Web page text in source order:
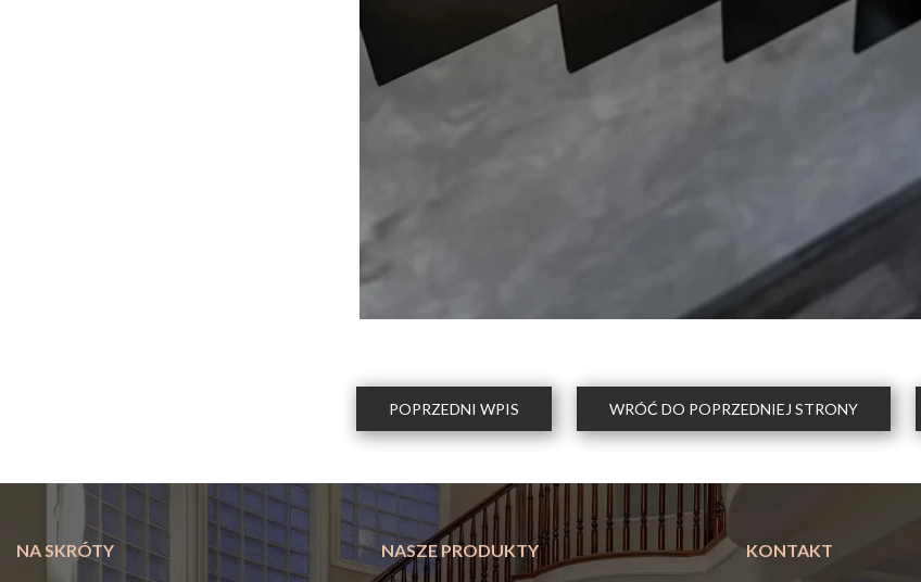
POPRZEDNI WPIS WRÓĆ DO POPRZEDNIEJ STRONY
NA SKRÓTY NASZE PRODUKTY KONTAKT